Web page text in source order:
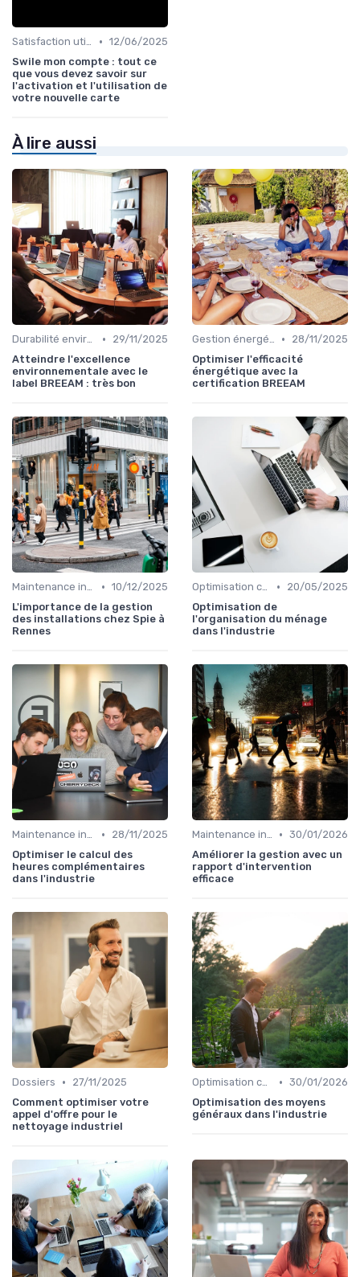
Satisfaction utilisateurs • 12/06/2025
Swile mon compte : tout ce
que vous devez savoir sur
l'activation et l'utilisation de
votre nouvelle carte
À lire aussi
Durabilité environnementale •
29/11/2025
Atteindre l'excellence
environnementale avec le
label BREEAM : très bon
Gestion énergétique •
28/11/2025
Optimiser l'efficacité
énergétique avec la
certification BREEAM
Maintenance infrastructures • 10/12/2025
L'importance de la gestion
des installations chez Spie à
Rennes
Optimisation coûts •
20/05/2025
Optimisation de
l'organisation du ménage
dans l'industrie
Maintenance infrastructures •
28/11/2025
Optimiser le calcul des
heures complémentaires
dans l'industrie
Maintenance infrastructures • 30/01/2026
Améliorer la gestion avec un
rapport d'intervention
efficace
Dossiers •
27/11/2025
Comment optimiser votre
appel d'offre pour le
nettoyage industriel
Optimisation coûts • 30/01/2026
Optimisation des moyens
généraux dans l'industrie